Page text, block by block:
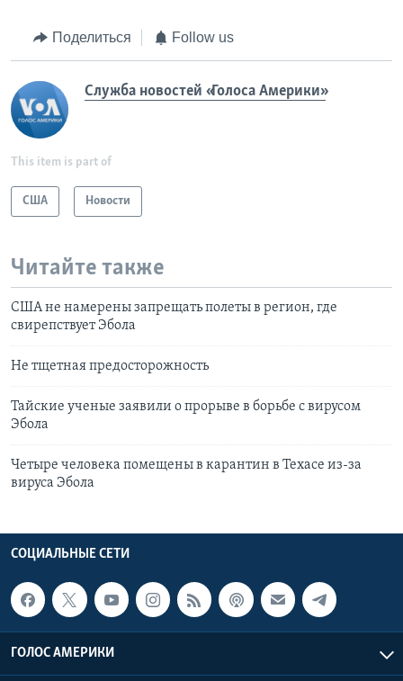
Поделиться Follow us
Служба новостей «Голоса Америки»
This item is part of
США Новости
Читайте также
США не намерены запрещать полеты в регион, где
свирепствует Эбола
Не тщетная предосторожность
Тайские ученые заявили о прорыве в борьбе с вирусом
Эбола
Четыре человека помещены в карантин в Техасе из-за
вируса Эбола
СОЦИАЛЬНЫЕ СЕТИ
ГОЛОС АМЕРИКИ